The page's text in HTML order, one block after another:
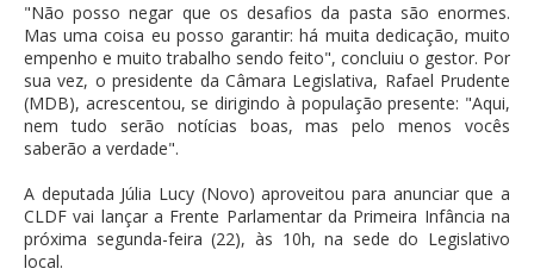
"Não posso negar que os desafios da pasta são enormes.
Mas uma coisa eu posso garantir: há muita dedicação, muito
empenho e muito trabalho sendo feito", concluiu o gestor. Por
sua vez, o presidente da Câmara Legislativa, Rafael Prudente
(MDB), acrescentou, se dirigindo à população presente: "Aqui,
nem tudo serão notícias boas, mas pelo menos vocês
saberão a verdade".
A deputada Júlia Lucy (Novo) aproveitou para anunciar que a
CLDF vai lançar a Frente Parlamentar da Primeira Infância na
próxima segunda-feira (22), às 10h, na sede do Legislativo
local.